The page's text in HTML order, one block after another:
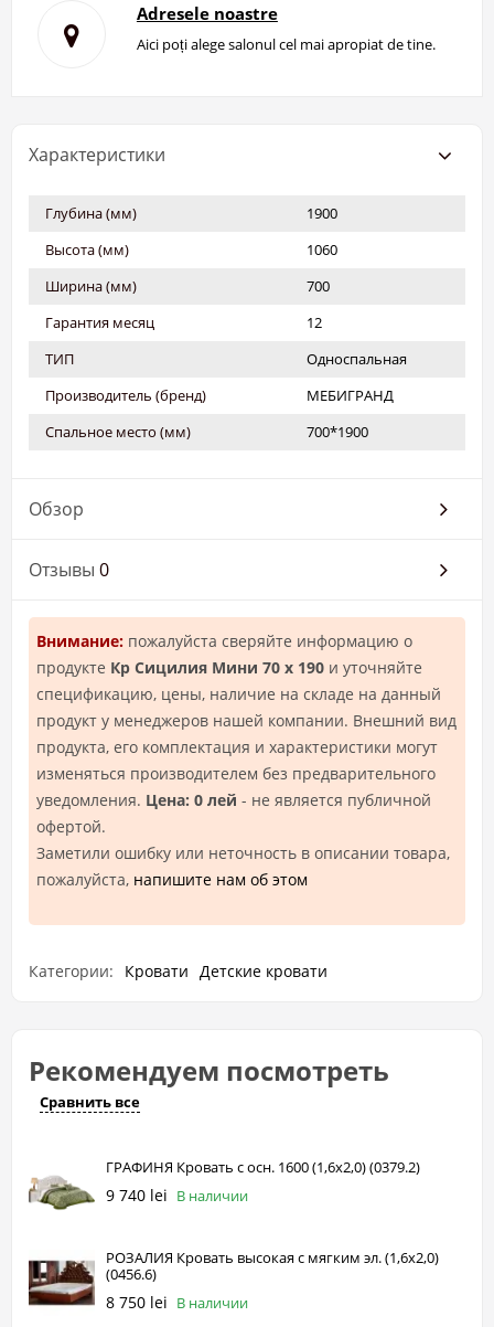
Adresele noastre
Aici poți alege salonul cel mai apropiat de tine.
Характеристики
Глубина (мм)
1900
Высота (мм)
1060
Ширина (мм)
700
Гарантия месяц
12
ТИП
Односпальная
Производитель (бренд)
МЕБИГРАНД
Спальное место (мм)
700*1900
Обзор
Отзывы 0
Внимание: пожалуйста сверяйте информацию о
продукте Кр Сицилия Мини 70 х 190 и уточняйте
спецификацию, цены, наличие на складе на данный
продукт у менеджеров нашей компании. Внешний вид
продукта, его комплектация и характеристики могут
изменяться производителем без предварительного
уведомления. Цена: 0 лей - не является публичной
офертой.
Заметили ошибку или неточность в описании товара,
пожалуйста, напишите нам об этом
Категории: Кровати Детские кровати
Рекомендуем посмотреть
Сравнить все
ГРАФИНЯ Кровать с осн. 1600 (1,6х2,0) (0379.2)
9 740 lei В наличии
РОЗАЛИЯ Кровать высокая с мягким эл. (1,6х2,0)
(0456.6)
8 750 lei В наличии